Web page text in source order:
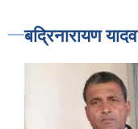
बद्रिनारायण यादव